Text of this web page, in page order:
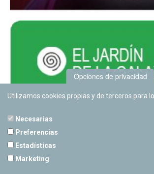
Opciones de privacidad
Utilizamos cookies propias y de terceros para
Necesarias
Preferencias
Estadísticas
Marketing